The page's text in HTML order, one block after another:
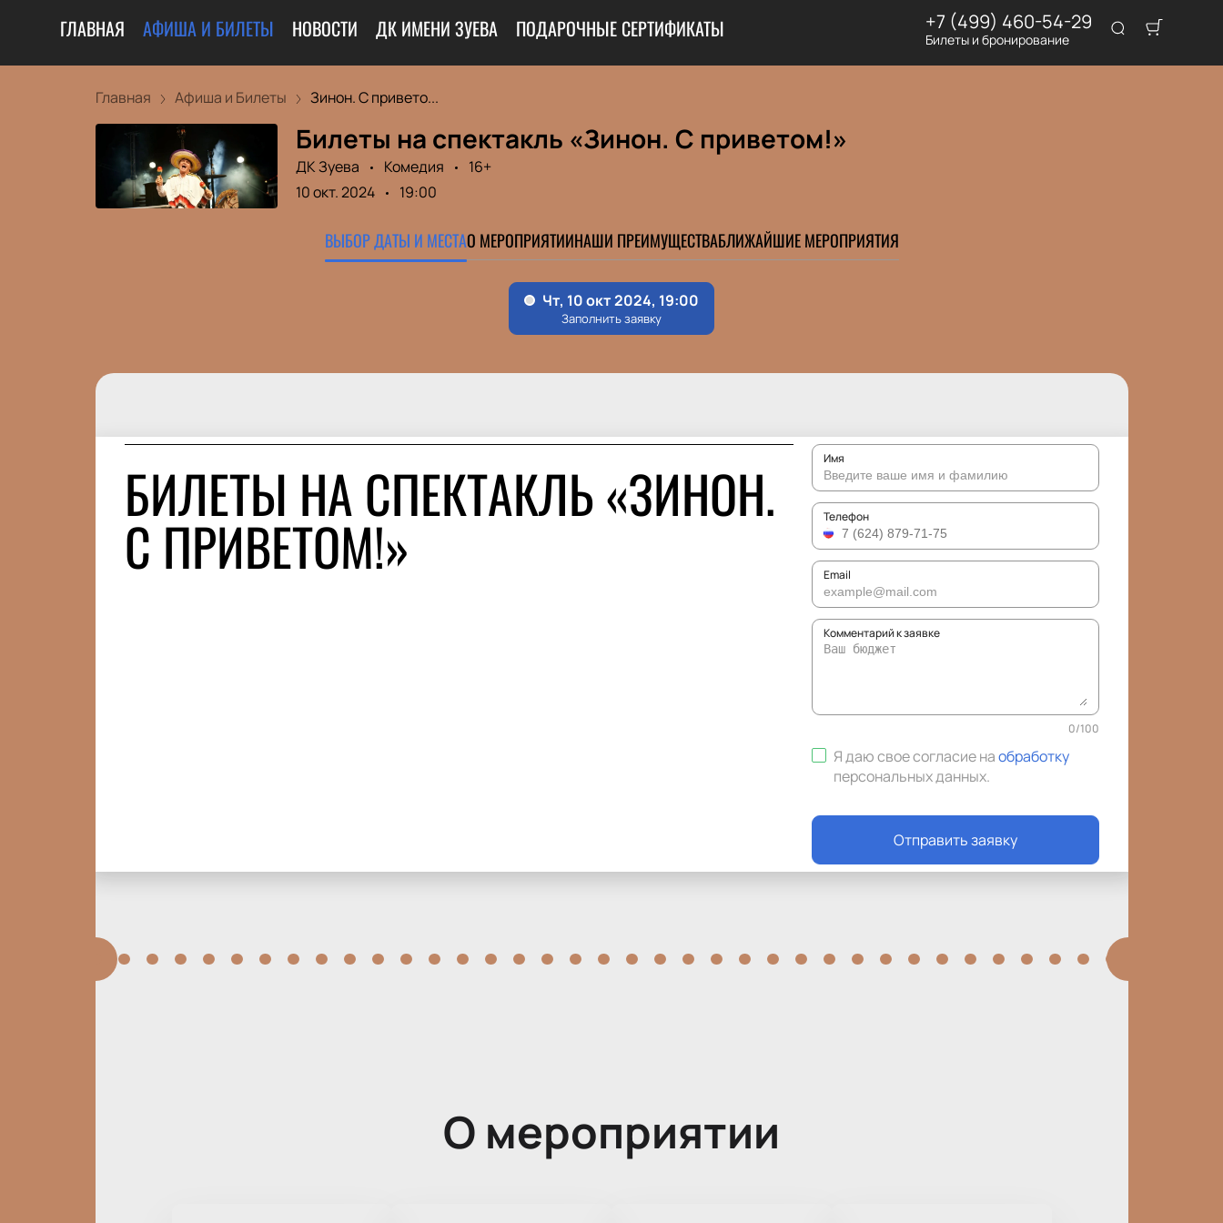
ГЛАВНАЯ АФИША И БИЛЕТЫ НОВОСТИ ДК ИМЕНИ ЗУЕВА ПОДАРОЧНЫЕ СЕРТИФИКАТЫ +7 (499) 460-54-29
Билеты и бронирование
Главная Афиша и Билеты Зинон. С привето...
Билеты на спектакль «Зинон. С приветом!»
ДК Зуева Комедия
16+
10 окт. 2024
19:00
ВЫБОР ДАТЫ И МЕСТАО МЕРОПРИЯТИИНАШИ ПРЕИМУЩЕСТВАБЛИЖАЙШИЕ МЕРОПРИЯТИЯ
БИЛЕТЫ НА СПЕКТАКЛЬ «ЗИНОН.
С ПРИВЕТОМ!»
Имя
Телефон
Email
Комментарий к заявке
0/100
Я даю свое согласие наобработку
персональных данных.
Отправить заявку
О мероприятии